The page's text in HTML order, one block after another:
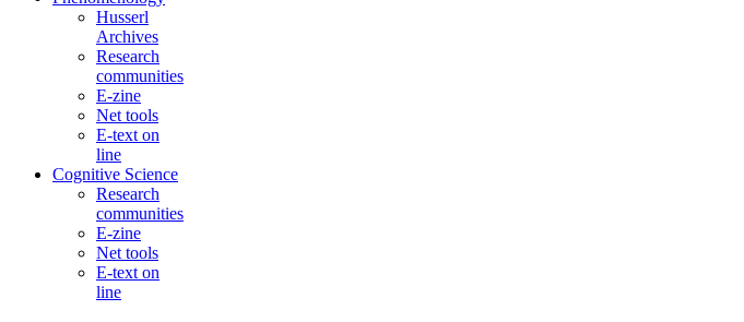
Husserl
Archives
Research
communities
E-zine
Net tools
E-text on
line
Cognitive Science
Research
communities
E-zine
Net tools
E-text on
line